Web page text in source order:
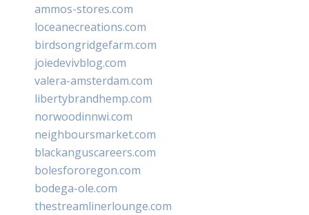
ammos-stores.com
loceanecreations.com
birdsongridgefarm.com
joiedevivblog.com
valera-amsterdam.com
libertybrandhemp.com
norwoodinnwi.com
neighboursmarket.com
blackanguscareers.com
bolesfororegon.com
bodega-ole.com
thestreamlinerlounge.com